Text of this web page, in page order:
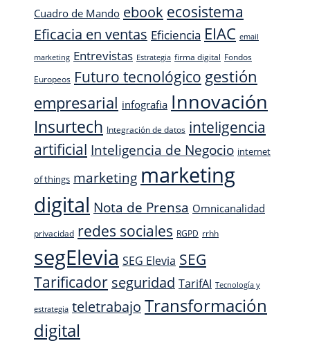
Cuadro de Mando ebook ecosistema
Eficacia en ventas Eficiencia EIAC email
marketing Entrevistas Estrategia firma digital Fondos
Europeos Futuro tecnológico gestión
empresarial infografia Innovación
Insurtech Integración de datos inteligencia
artificial Inteligencia de Negocio internet
of things marketing marketing
digital Nota de Prensa Omnicanalidad
privacidad redes sociales RGPD rrhh
segElevia SEG Elevia SEG
Tarificador seguridad TarifAI Tecnología y
estrategia teletrabajo Transformación
digital